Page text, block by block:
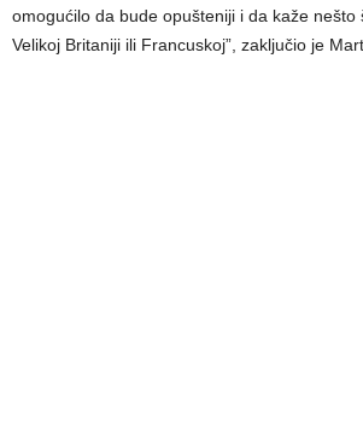
omogućilo da bude opušteniji i da kaže nešto
Velikoj Britaniji ili Francuskoj”, zaključio je